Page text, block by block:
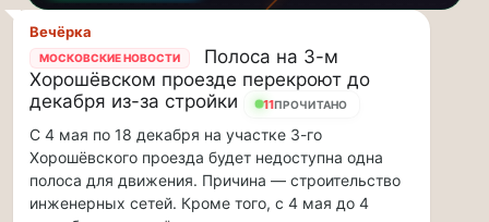
прогулку
по
Москве
Чайковского!…
Друзья,
приглашаем
на
музыкальную
новости
и
инсайды
Москвы
Вечёрка
МОСКОВСКИЕ НОВОСТИ
Полоса на 3-м
Хорошёвском проезде перекроют до
декабря из-за стройки
11ПРОЧИТАНО
С 4 мая по 18 декабря на участке 3-го
Хорошёвского проезда будет недоступна одна
полоса для движения. Причина — строительство
инженерных сетей. Кроме того, с 4 мая до 4